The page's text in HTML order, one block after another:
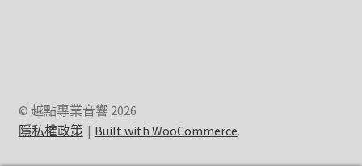
© 越點專業音響 2026
隱私權政策
Built with WooCommerce.